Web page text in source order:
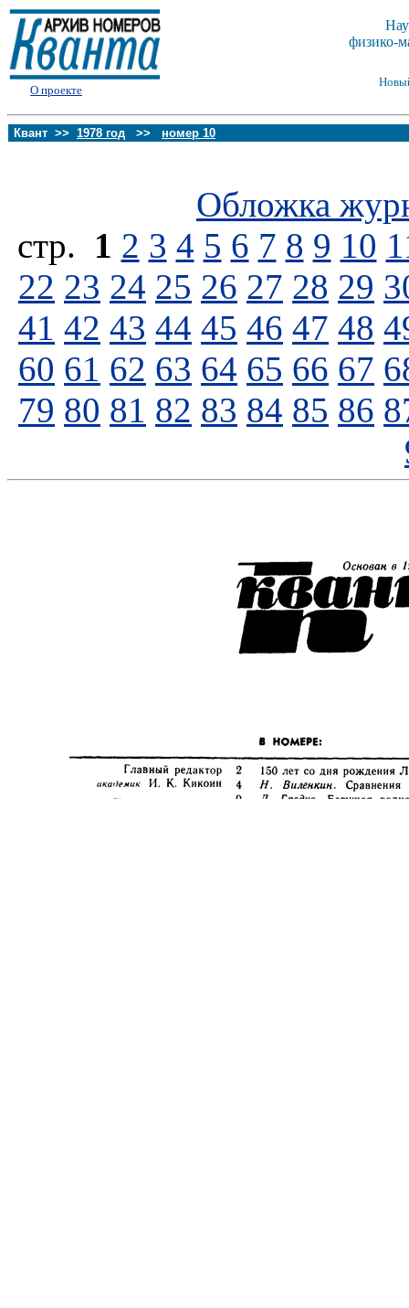
О проекте
физико-
Квант >> 1978 год >> номер 10
Обложка
стp. 1 2 3 4 5 6 7 8 9 10
22 23 24 25 26 27 28 29
41 42 43 44 45 46 47 48
60 61 62 63 64 65 66 67
79 80 81 82 83 84 85 86